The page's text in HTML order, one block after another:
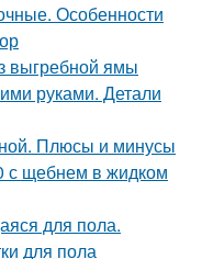
Особенности
выгребной ямы
руками. Детали
Плюсы и минусы
с щебнем в жидком
для пола.
для пола